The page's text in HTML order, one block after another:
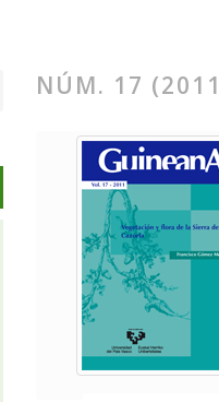
NÚM. 17